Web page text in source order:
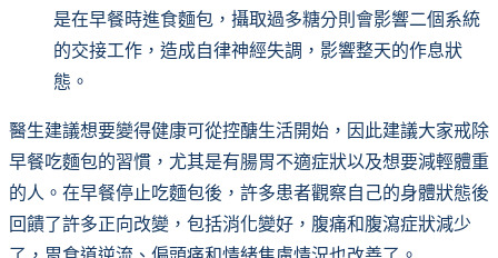
是在早餐時進食麵包，攝取過多糖分則會影響二個系統
的交接工作，造成自律神經失調，影響整天的作息狀
態。
醫生建議想要變得健康可從控醣生活開始，因此建議大家戒除
早餐吃麵包的習慣，尤其是有腸胃不適症狀以及想要減輕體重
的人。在早餐停止吃麵包後，許多患者觀察自己的身體狀態後
回饋了許多正向改變，包括消化變好，腹痛和腹瀉症狀減少